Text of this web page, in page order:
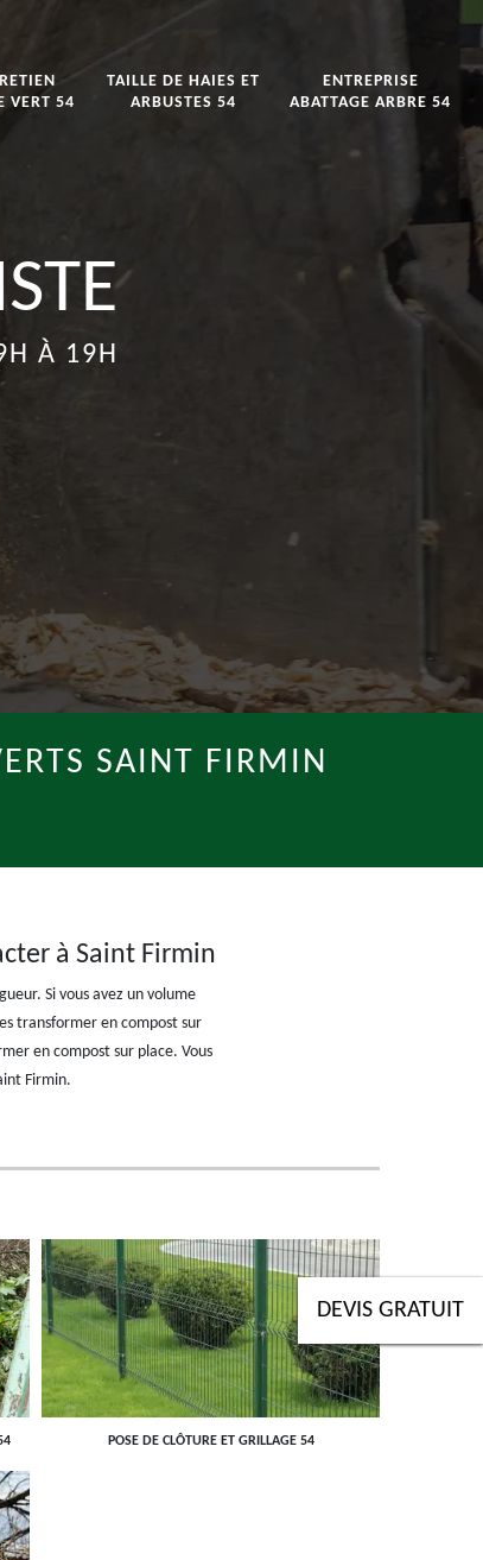
VERT 54
TAILLE DE HAIES ET
ARBUSTES 54
ENTREPRISE
ABATTAGE ARBRE 54
À 19H
DEVIS GRATUIT
SAINT FIRMIN
à Saint Firmin
Si vous avez un volume
transformer en compost sur
en compost sur place. Vous
Firmin.
POSE DE CLÔTURE ET GRILLAGE 54